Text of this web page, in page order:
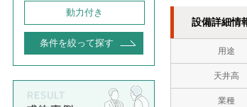
設備詳細情
用途
天井高
業種
動力付き
条件を絞って探す